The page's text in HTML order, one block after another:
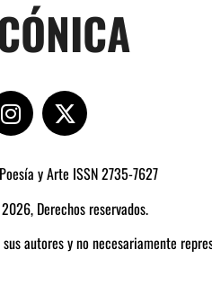
y Arte ISSN 2735-7627
Derechos reservados.
autores y no necesariamente